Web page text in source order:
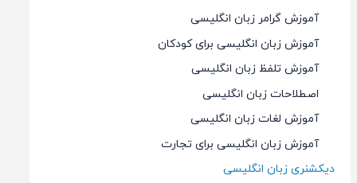
آموزش گرامر زبان انگلیسی
آموزش زبان انگلیسی برای کودکان
آموزش تلفظ زبان انگلیسی
اصطلاحات زبان انگلیسی
آموزش لغات زبان انگلیسی
آموزش زبان انگلیسی برای تجارت
دیکشنری زبان انگلیسی